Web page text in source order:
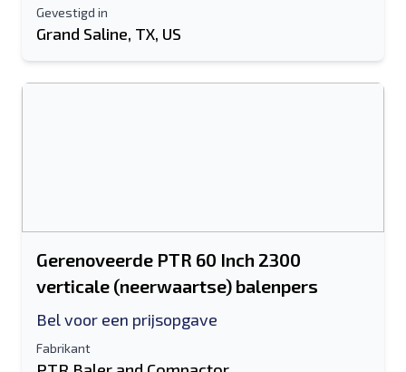
Gevestigd in
Grand Saline, TX, US
Gerenoveerde PTR 60 Inch 2300
verticale (neerwaartse) balenpers
Bel voor een prijsopgave
Fabrikant